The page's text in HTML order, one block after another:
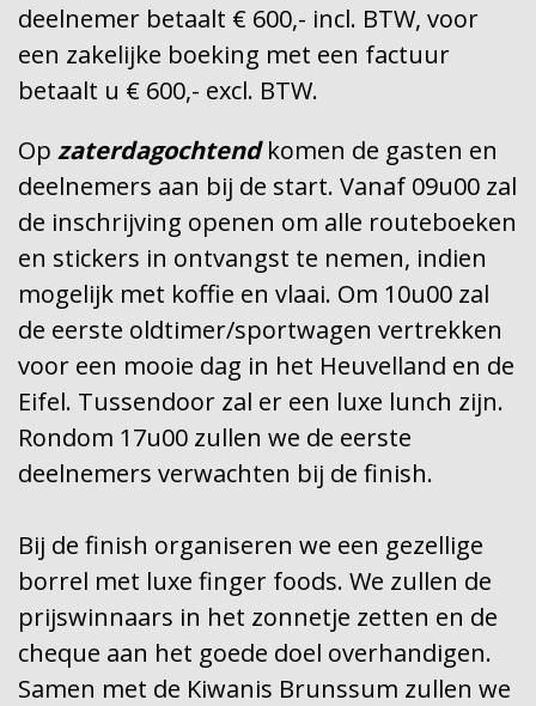
deelnemer betaalt € 600,- incl. BTW, voor
een zakelijke boeking met een factuur
betaalt u € 600,- excl. BTW.
Op zaterdagochtendkomen de gasten en
deelnemers aan bij de start. Vanaf 09u00 zal
de inschrijving openen om alle routeboeken
en stickers in ontvangst te nemen, indien
mogelijk met koffie en vlaai. Om 10u00 zal
de eerste oldtimer/sportwagen vertrekken
voor een mooie dag in het Heuvelland en de
Eifel. Tussendoor zal er een luxe lunch zijn.
Rondom 17u00 zullen we de eerste
deelnemers verwachten bij de finish.
Bij de finish organiseren we een gezellige
borrel met luxe finger foods. We zullen de
prijswinnaars in het zonnetje zetten en de
cheque aan het goede doel overhandigen.
Samen met de Kiwanis Brunssum zullen we